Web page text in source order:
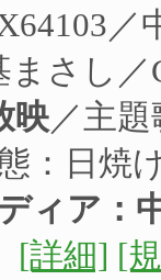
／
さし／
映／主
：日焼
ィア：
[詳細] [